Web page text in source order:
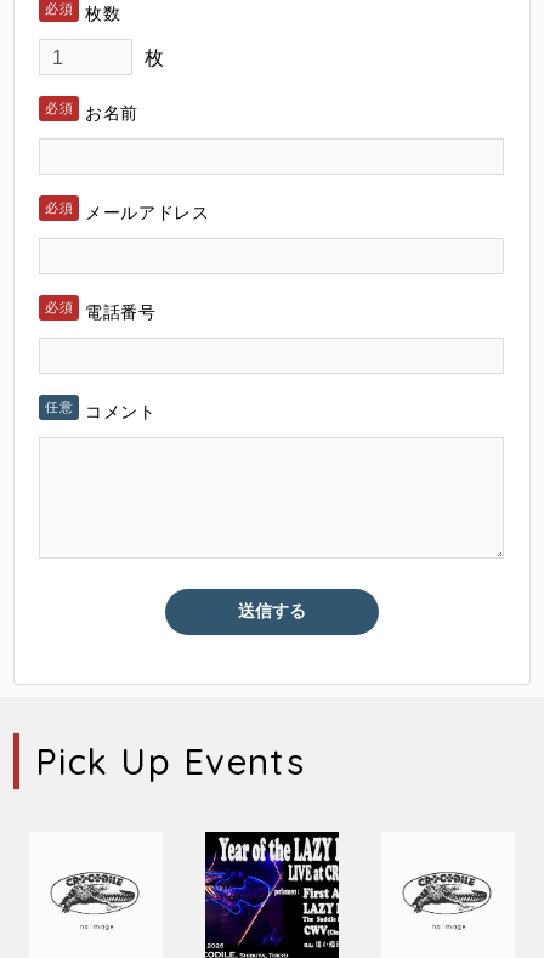
枚数
枚
お名前
メールアドレス
電話番号
コメント
Pick Up Events